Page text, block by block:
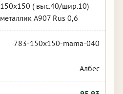
150х150 ( выс.40/шир.10)
металлик А907 Rus 0,6
783-150x150-mama-040
Албес